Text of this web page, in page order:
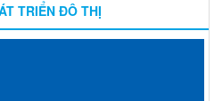
TRIỂN ĐÔ THỊ